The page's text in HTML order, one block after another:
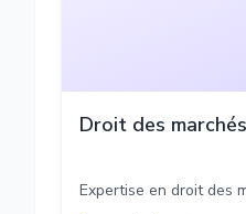
Droit des
Expertise en droit des